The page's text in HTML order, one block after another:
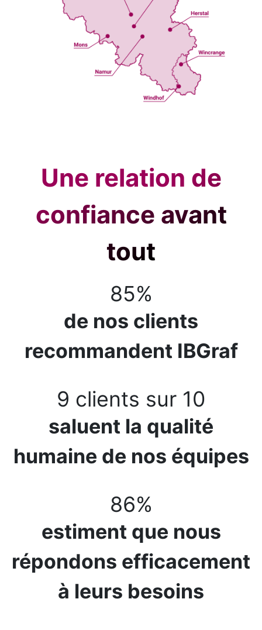
Une relation de
confiance avant
tout
85%
de nos clients
recommandent IBGraf
9 clients sur 10
saluent la qualité
humaine de nos équipes
86%
estiment que nous
répondons efficacement
à leurs besoins